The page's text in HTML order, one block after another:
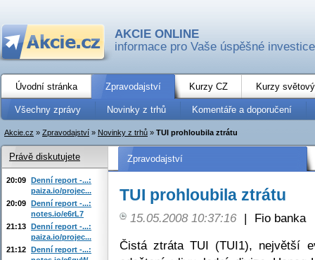
AKCIE ONLINE
informace pro Vaše úspěšné investice
Úvodní stránka Zpravodajství Kurzy CZ Kurzy
Všechny zprávy Novinky z trhů Komentáře a doporučení
Akcie.cz » Zpravodajství » Novinky z trhů » TUI prohloubila ztrátu
Zpravodajství
TUI prohloubila ztrátu
15.05.2008 10:37:16 |
Fio banka
Čistá ztráta TUI (TUI1), největší
Právě diskutujete
20:09 Denní report -...:
paiza.io/projec...
20:09 Denní report -...:
notes.io/e6rL7
21:13 Denní report -...:
paiza.io/projec...
21:12 Denní report -...: